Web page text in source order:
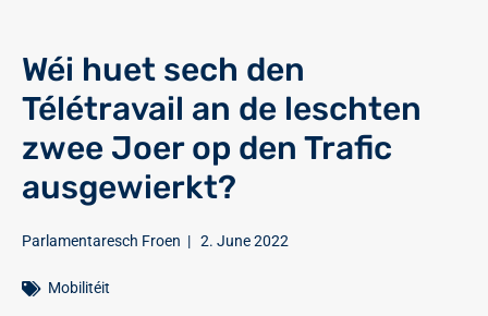
Wéi huet sech den
Télétravail an de leschten
zwee Joer op den Trafic
ausgewierkt?
Parlamentaresch Froen | 2. June 2022
Mobilitéit